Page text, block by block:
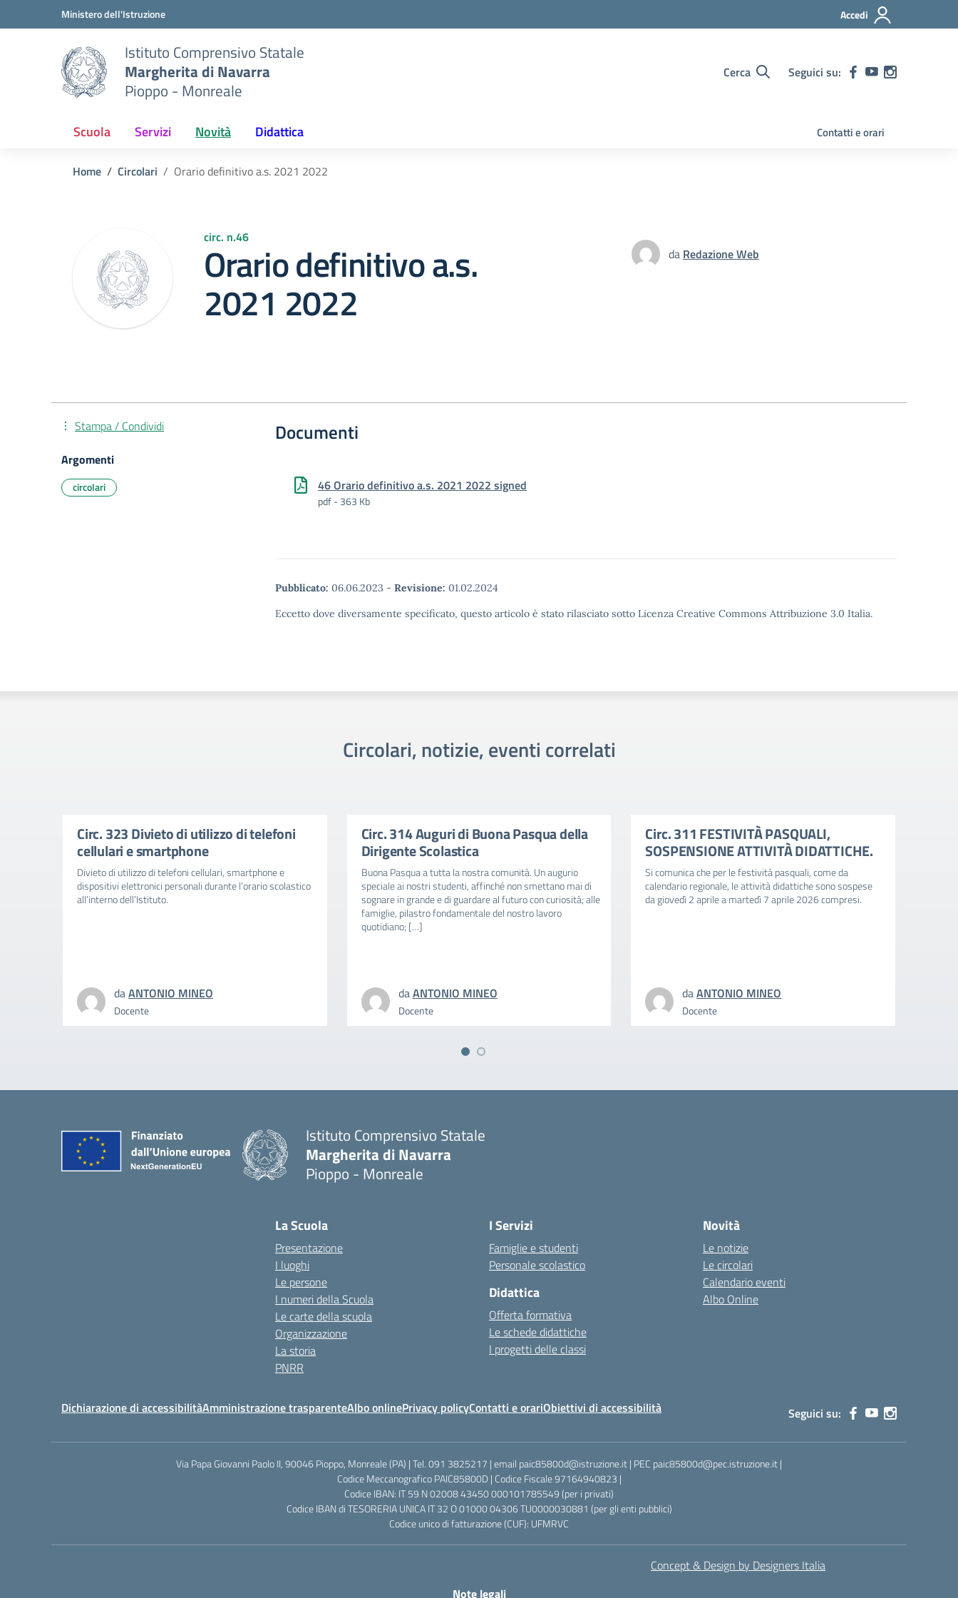
Vai ai contenuti
Vai al menu di navigazione
Ministero dell'Istruzione Accedi
Istituto Comprensivo Statale
Margherita di Navarra
Pioppo - Monreale
Cerca Seguici su:
Scuola Servizi Novità Didattica Contatti e orari
Home Circolari Orario definitivo a.s. 2021 2022
circ. n.46
Orario definitivo a.s.
2021 2022
da Redazione Web
Documenti
46 Orario definitivo a.s. 2021 2022 signed
pdf - 363 Kb
Pubblicato: 06.06.2023 - Revisione: 01.02.2024
Eccetto dove diversamente specificato, questo articolo è stato rilasciato sotto Licenza Creative Commons Attribuzione 3.0 Italia.
Stampa / Condividi
Argomenti
circolari
Circolari, notizie, eventi correlati
Circ. 323 Divieto di utilizzo di telefoni
cellulari e smartphone
Divieto di utilizzo di telefoni cellulari, smartphone e
dispositivi elettronici personali durante l’orario scolastico
all’interno dell’Istituto.
daANTONIO MINEO
Docente
Circ. 314 Auguri di Buona Pasqua della
Dirigente Scolastica
Buona Pasqua a tutta la nostra comunità. Un augurio
speciale ai nostri studenti, affinché non smettano mai di
sognare in grande e di guardare al futuro con curiosità; alle
famiglie, pilastro fondamentale del nostro lavoro
quotidiano; […]
daANTONIO MINEO
Docente
Circ. 311 FESTIVITÀ PASQUALI,
SOSPENSIONE ATTIVITÀ DIDATTICHE.
Si comunica che per le festività pasquali, come da
calendario regionale, le attività didattiche sono sospese
da giovedì 2 aprile a martedì 7 aprile 2026 compresi.
daANTONIO MINEO
Docente
Istituto Comprensivo Statale
Margherita di Navarra
Pioppo - Monreale
La Scuola
Presentazione
I luoghi
Le persone
I numeri della Scuola
Le carte della scuola
Organizzazione
La storia
PNRR
I Servizi
Famiglie e studenti
Personale scolastico
Didattica
Offerta formativa
Le schede didattiche
I progetti delle classi
Novità
Le notizie
Le circolari
Calendario eventi
Albo Online
Dichiarazione di accessibilitàAmministrazione trasparenteAlbo onlinePrivacy policyContatti e orariObiettivi di accessibilità Seguici su:
Via Papa Giovanni Paolo II, 90046 Pioppo, Monreale (PA) | Tel. 091 3825217 | email paic85800d@istruzione.it | PEC paic85800d@pec.istruzione.it |
Codice Meccanografico PAIC85800D | Codice Fiscale 97164940823 |
Codice IBAN: IT 59 N 02008 43450 000101785549 (per i privati)
Codice IBAN di TESORERIA UNICA IT 32 O 01000 04306 TU0000030881 (per gli enti pubblici)
Codice unico di fatturazione (CUF): UFMRVC
Concept & Design by Designers Italia
Note legali